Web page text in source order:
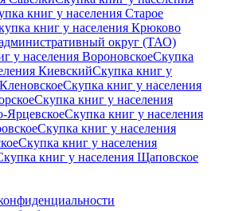
книг у населения Старое
книг у населения Крюково
округ (ТАО)
у населения ВороновскоеСкупка
КиевскийСкупка книг у
Скупка книг у населения
Скупка книг у населения
ЯрцевскоеСкупка книг у населения
Скупка книг у населения
Скупка книг у населения
книг у населения Щаповское